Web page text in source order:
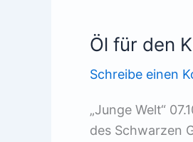
Öl für den
Schreibe einen
„Junge Welt“
des Schwarzen